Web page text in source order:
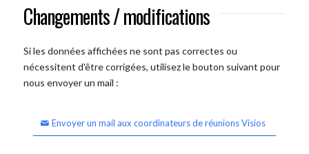
Changements / modifications
Si les données affichées ne sont pas correctes ou
nécessitent d'être corrigées, utilisez le bouton suivant pour
nous envoyer un mail :
Envoyer un mail aux coordinateurs de réunions Visios